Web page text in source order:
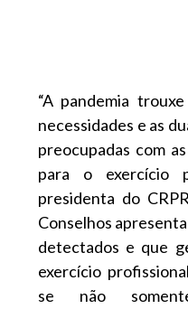
“A pandemia
necessidades e as
preocupadas com
para o exercício
presidenta do
Conselhos
detectados e que
exercício
se não